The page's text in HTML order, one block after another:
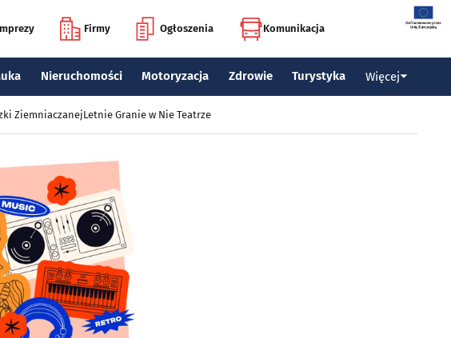
Firmy Ogłoszenia Komunikacja
Nieruchomości Motoryzacja Zdrowie Turystyka Więcej
ZiemniaczanejLetnie Granie w Nie Teatrze